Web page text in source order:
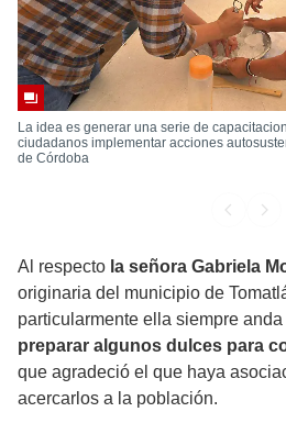
La idea es generar una serie de
ciudadanos implementar acciones
de Córdoba
Al respecto la señora Gabriela
originaria del municipio de
particularmente ella siempre
preparar algunos dulces para
que agradeció el que haya
acercarlos a la población.